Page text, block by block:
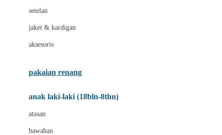
Buds Organics
Bugaboo
C
setelan
jaket & kardigan
aksesoris
pakaian renang
anak laki-laki (18bln-8thn)
atasan
bawahan